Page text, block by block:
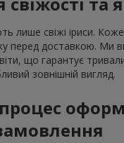
лише свіжі іриси.
перед доставкою. Ми
що гарантує
зовнішній вигляд.